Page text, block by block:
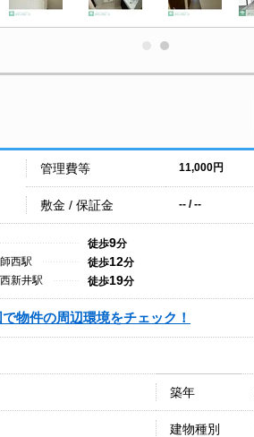
管理費等 11,000円
敷金 / 保証金 -- / --
徒歩9分
西駅
徒歩12分
新井駅
徒歩19分
物件の周辺環境をチェック！
築年
建物種別